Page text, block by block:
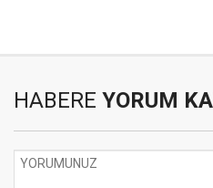
HABERE YORUM